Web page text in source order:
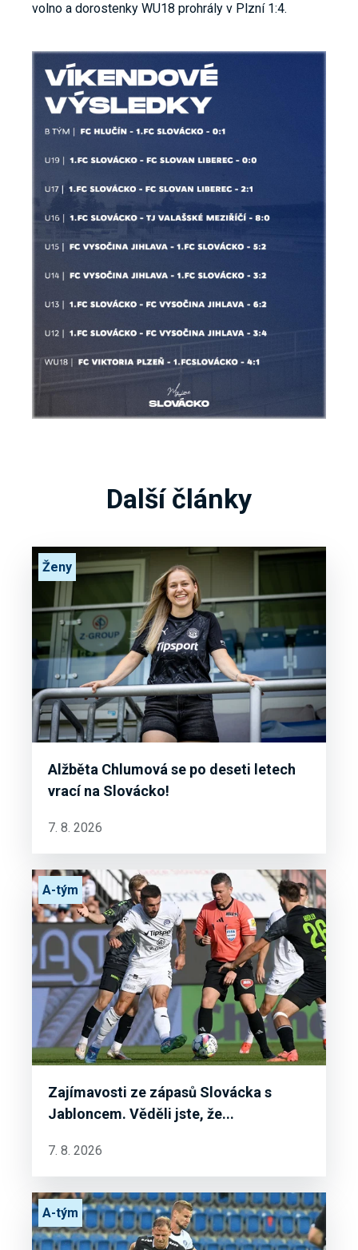
volno a dorostenky WU18 prohrály v Plzní 1:4.
Další články
Alžběta Chlumová se po deseti letech
vrací na Slovácko!
Ženy
7. 8. 2026
Zajímavosti ze zápasů Slovácka s
Jabloncem. Věděli jste, že...
A-tým
7. 8. 2026
A-tým